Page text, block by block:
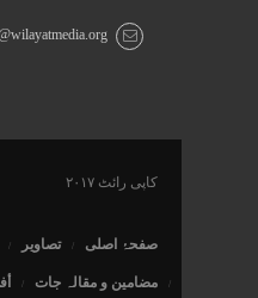
کاپی رائٹ ۲۰۱۷
صفحۂ اصلی تصاویر
مضامین و مقالہ جات